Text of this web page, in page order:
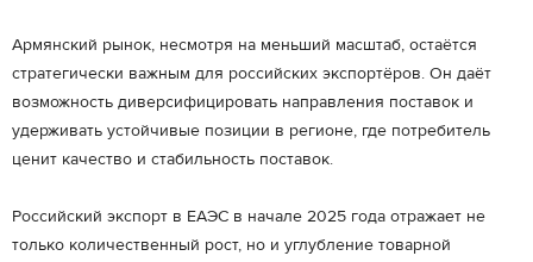
Армянский рынок, несмотря на меньший масштаб, остаётся
стратегически важным для российских экспортёров. Он даёт
возможность диверсифицировать направления поставок и
удерживать устойчивые позиции в регионе, где потребитель
ценит качество и стабильность поставок.
Российский экспорт в ЕАЭС в начале 2025 года отражает не
только количественный рост, но и углубление товарной